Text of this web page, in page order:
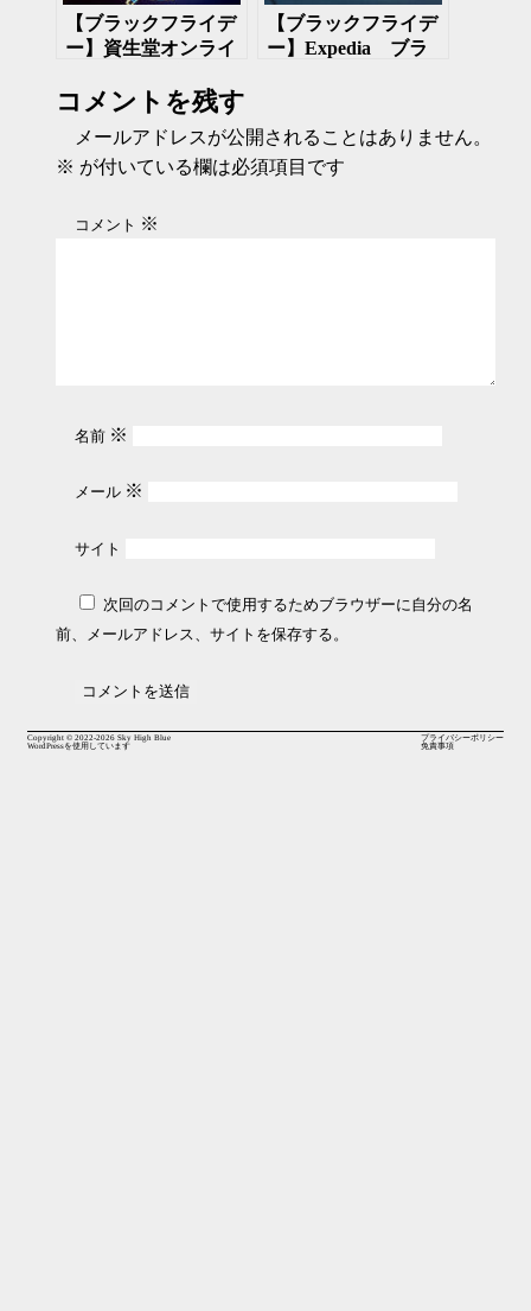
【ブラックフライデ
ー】資生堂オンライ
フライデー2024 11
【ブラックフライデ
ー】Expedia ブラ
コメントを残す
メールアドレスが公開されることはありません。
※ が付いている欄は必須項目です
コメント ※
名前 ※
メール ※
サイト
次回のコメントで使用するためブラウザーに自分の名
前、メールアドレス、サイトを保存する。
Copyright © 2022-2026 Sky High Blue
WordPressを使用しています
プライバシーポリシー
免責事項